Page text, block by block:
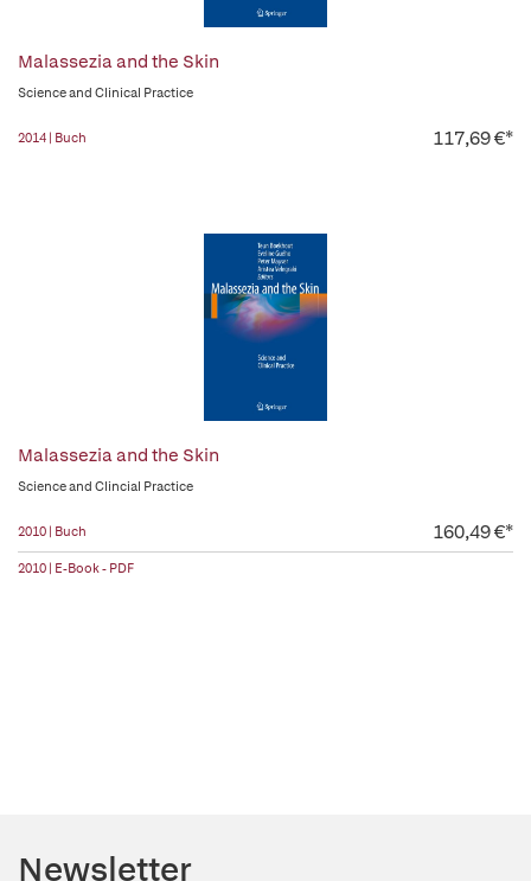
Malassezia and the Skin
Science and Clinical Practice
2014 | Buch 117,69 €*
Malassezia and the Skin
Science and Clincial Practice
2010 | Buch 160,49 €*
2010 | E-Book - PDF
Newsletter